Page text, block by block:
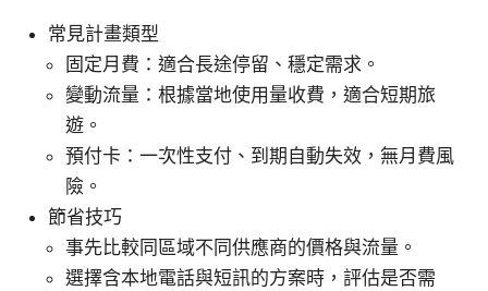
常見計畫類型
固定月費：適合長途停留、穩定需求。
變動流量：根據當地使用量收費，適合短期旅
遊。
預付卡：一次性支付、到期自動失效，無月費風
險。
節省技巧
事先比較同區域不同供應商的價格與流量。
選擇含本地電話與短訊的方案時，評估是否需